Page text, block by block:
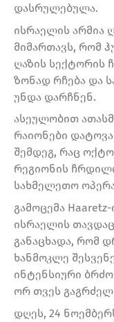
დასრულებულა.
ისრაელის არმია
მიმართავს, რომ
ღაზის
ზონად რჩება და
უნდა დარჩნენ.
ასეულობით
რაიონები
შემდეგ, რაც
რეგიონის
სახმელეთო
გამოცემა
ისრაელის
განაცხადა, რომ
ხანმოკლე
ინტენსიური
ორ თვეს
დღეს, 24